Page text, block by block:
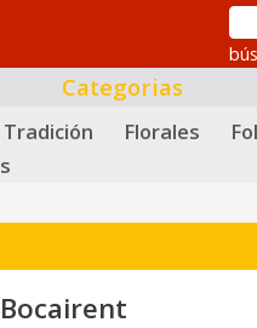
Categorias
Tradición Florales